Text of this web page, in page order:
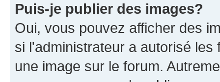
Puis-je publier des images?
Oui, vous pouvez afficher des
si l'administrateur a autorisé
une image sur le forum.